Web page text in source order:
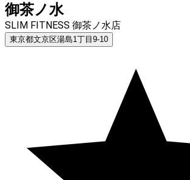
御茶ノ水
SLIM FITNESS 御茶ノ水店
東京都文京区湯島1丁目9-10